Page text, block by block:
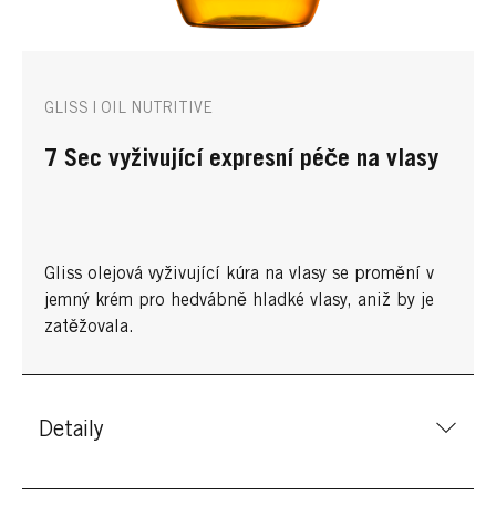
GLISS | OIL NUTRITIVE
7 Sec vyživující expresní péče na vlasy
Gliss olejová vyživující kúra na vlasy se promění v
jemný krém pro hedvábně hladké vlasy, aniž by je
zatěžovala.
Detaily